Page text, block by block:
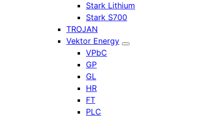
Stark Lithium
Stark S700
TROJAN
Vektor Energy
VPbC
GP
GL
HR
FT
PLC